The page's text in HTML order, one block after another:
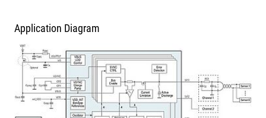
Application Diagram